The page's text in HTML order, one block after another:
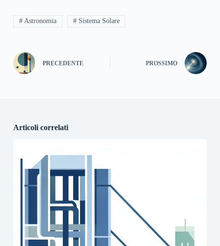
# Astronomia # Sistema Solare
PRECEDENTE PROSSIMO
Articoli correlati